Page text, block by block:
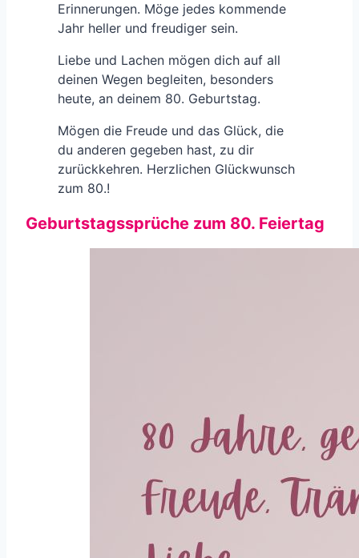
Erinnerungen. Möge jedes kommende
Jahr heller und freudiger sein.
Liebe und Lachen mögen dich auf all
deinen Wegen begleiten, besonders
heute, an deinem 80. Geburtstag.
Mögen die Freude und das Glück, die
du anderen gegeben hast, zu dir
zurückkehren. Herzlichen Glückwunsch
zum 80.!
Geburtstagssprüche zum 80. Feiertag